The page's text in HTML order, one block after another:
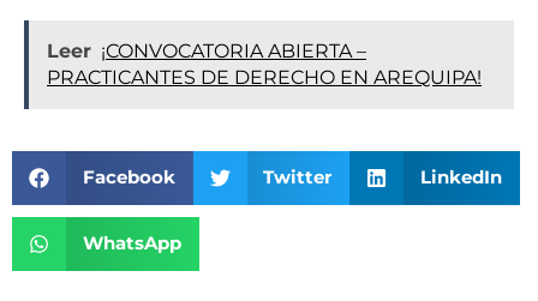
Leer ¡CONVOCATORIA ABIERTA –
PRACTICANTES DE DERECHO EN AREQUIPA!
Facebook Twitter LinkedIn
WhatsApp